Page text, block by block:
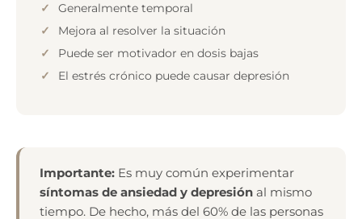
Generalmente temporal
Mejora al resolver la situación
Puede ser motivador en dosis bajas
El estrés crónico puede causar depresión
Importante: Es muy común experimentar
síntomas de ansiedad y depresión al mismo
tiempo. De hecho, más del 60% de las personas